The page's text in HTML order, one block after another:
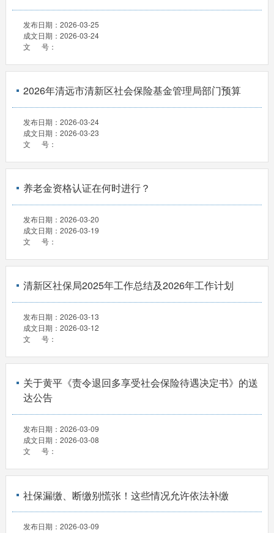
发布日期： 2026-03-25
成文日期： 2026-03-24
文 号：
2026年清远市清新区社会保险基金管理局部门预算
发布日期： 2026-03-24
成文日期： 2026-03-23
文 号：
养老金资格认证在何时进行？
发布日期： 2026-03-20
成文日期： 2026-03-19
文 号：
清新区社保局2025年工作总结及2026年工作计划
发布日期： 2026-03-13
成文日期： 2026-03-12
文 号：
关于黄平《责令退回多享受社会保险待遇决定书》的送
达公告
发布日期： 2026-03-09
成文日期： 2026-03-08
文 号：
社保漏缴、断缴别慌张！这些情况允许依法补缴
发布日期： 2026-03-09